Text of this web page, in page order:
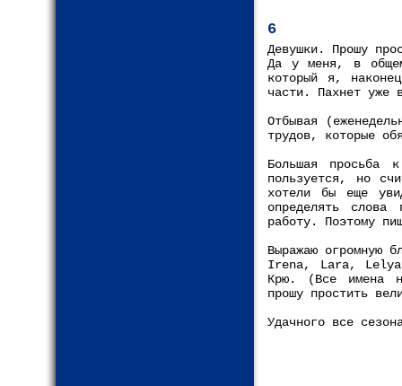
6
Девушки. Прошу
Да у меня, в
который я,
части. Пахнет уже
Отбывая
трудов, которые
Большая
пользуется, но
хотели бы еще
определять
работу. Поэтому
Выражаю огромную
Irena, Lara,
Крю. (Все имена
прошу простить
Удачного все